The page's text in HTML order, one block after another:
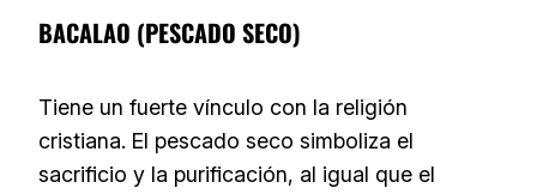
BACALAO (PESCADO SECO)
Tiene un fuerte vínculo con la religión
cristiana. El pescado seco simboliza el
sacrificio y la purificación, al igual que el